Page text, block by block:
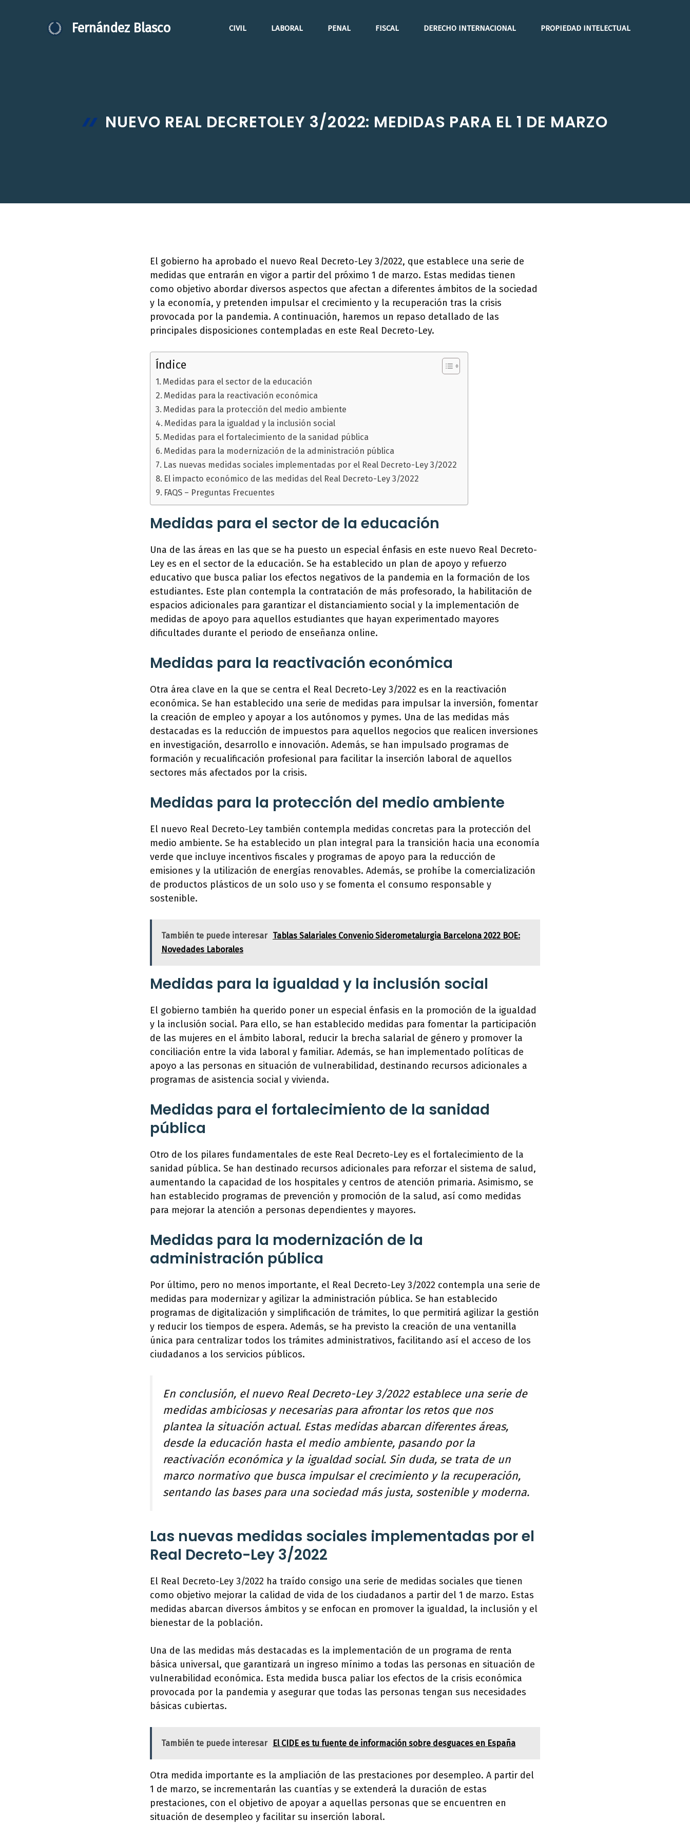
Fernández Blasco CIVIL LABORAL PENAL FISCAL DERECHO INTERNACIONAL PROPIEDAD INTELECTUAL
NUEVO REAL DECRETOLEY 3/2022: MEDIDAS PARA EL 1 DE MARZO
El gobierno ha aprobado el nuevo Real Decreto-Ley 3/2022, que establece una serie de
medidas que entrarán en vigor a partir del próximo 1 de marzo. Estas medidas tienen
como objetivo abordar diversos aspectos que afectan a diferentes ámbitos de la sociedad
y la economía, y pretenden impulsar el crecimiento y la recuperación tras la crisis
provocada por la pandemia. A continuación, haremos un repaso detallado de las
principales disposiciones contempladas en este Real Decreto-Ley.
Índice
Medidas para el sector de la educación
Medidas para la reactivación económica
Medidas para la protección del medio ambiente
Medidas para la igualdad y la inclusión social
Medidas para el fortalecimiento de la sanidad pública
Medidas para la modernización de la administración pública
Las nuevas medidas sociales implementadas por el Real Decreto-Ley 3/2022
El impacto económico de las medidas del Real Decreto-Ley 3/2022
FAQS – Preguntas Frecuentes
Medidas para el sector de la educación
Una de las áreas en las que se ha puesto un especial énfasis en este nuevo Real Decreto-
Ley es en el sector de la educación. Se ha establecido un plan de apoyo y refuerzo
educativo que busca paliar los efectos negativos de la pandemia en la formación de los
estudiantes. Este plan contempla la contratación de más profesorado, la habilitación de
espacios adicionales para garantizar el distanciamiento social y la implementación de
medidas de apoyo para aquellos estudiantes que hayan experimentado mayores
dificultades durante el periodo de enseñanza online.
Medidas para la reactivación económica
Otra área clave en la que se centra el Real Decreto-Ley 3/2022 es en la reactivación
económica. Se han establecido una serie de medidas para impulsar la inversión, fomentar
la creación de empleo y apoyar a los autónomos y pymes. Una de las medidas más
destacadas es la reducción de impuestos para aquellos negocios que realicen inversiones
en investigación, desarrollo e innovación. Además, se han impulsado programas de
formación y recualificación profesional para facilitar la inserción laboral de aquellos
sectores más afectados por la crisis.
Medidas para la protección del medio ambiente
El nuevo Real Decreto-Ley también contempla medidas concretas para la protección del
medio ambiente. Se ha establecido un plan integral para la transición hacia una economía
verde que incluye incentivos fiscales y programas de apoyo para la reducción de
emisiones y la utilización de energías renovables. Además, se prohíbe la comercialización
de productos plásticos de un solo uso y se fomenta el consumo responsable y
sostenible.
También te puede interesar Tablas Salariales Convenio Siderometalurgia Barcelona 2022 BOE:
Novedades Laborales
Medidas para la igualdad y la inclusión social
El gobierno también ha querido poner un especial énfasis en la promoción de la igualdad
y la inclusión social. Para ello, se han establecido medidas para fomentar la participación
de las mujeres en el ámbito laboral, reducir la brecha salarial de género y promover la
conciliación entre la vida laboral y familiar. Además, se han implementado políticas de
apoyo a las personas en situación de vulnerabilidad, destinando recursos adicionales a
programas de asistencia social y vivienda.
Medidas para el fortalecimiento de la sanidad
pública
Otro de los pilares fundamentales de este Real Decreto-Ley es el fortalecimiento de la
sanidad pública. Se han destinado recursos adicionales para reforzar el sistema de salud,
aumentando la capacidad de los hospitales y centros de atención primaria. Asimismo, se
han establecido programas de prevención y promoción de la salud, así como medidas
para mejorar la atención a personas dependientes y mayores.
Medidas para la modernización de la
administración pública
Por último, pero no menos importante, el Real Decreto-Ley 3/2022 contempla una serie de
medidas para modernizar y agilizar la administración pública. Se han establecido
programas de digitalización y simplificación de trámites, lo que permitirá agilizar la gestión
y reducir los tiempos de espera. Además, se ha previsto la creación de una ventanilla
única para centralizar todos los trámites administrativos, facilitando así el acceso de los
ciudadanos a los servicios públicos.
En conclusión, el nuevo Real Decreto-Ley 3/2022 establece una serie de
medidas ambiciosas y necesarias para afrontar los retos que nos
plantea la situación actual. Estas medidas abarcan diferentes áreas,
desde la educación hasta el medio ambiente, pasando por la
reactivación económica y la igualdad social. Sin duda, se trata de un
marco normativo que busca impulsar el crecimiento y la recuperación,
sentando las bases para una sociedad más justa, sostenible y moderna.
Las nuevas medidas sociales implementadas por el
Real Decreto-Ley 3/2022
El Real Decreto-Ley 3/2022 ha traído consigo una serie de medidas sociales que tienen
como objetivo mejorar la calidad de vida de los ciudadanos a partir del 1 de marzo. Estas
medidas abarcan diversos ámbitos y se enfocan en promover la igualdad, la inclusión y el
bienestar de la población.
Una de las medidas más destacadas es la implementación de un programa de renta
básica universal, que garantizará un ingreso mínimo a todas las personas en situación de
vulnerabilidad económica. Esta medida busca paliar los efectos de la crisis económica
provocada por la pandemia y asegurar que todas las personas tengan sus necesidades
básicas cubiertas.
También te puede interesar El CIDE es tu fuente de información sobre desguaces en España
Otra medida importante es la ampliación de las prestaciones por desempleo. A partir del
1 de marzo, se incrementarán las cuantías y se extenderá la duración de estas
prestaciones, con el objetivo de apoyar a aquellas personas que se encuentren en
situación de desempleo y facilitar su inserción laboral.